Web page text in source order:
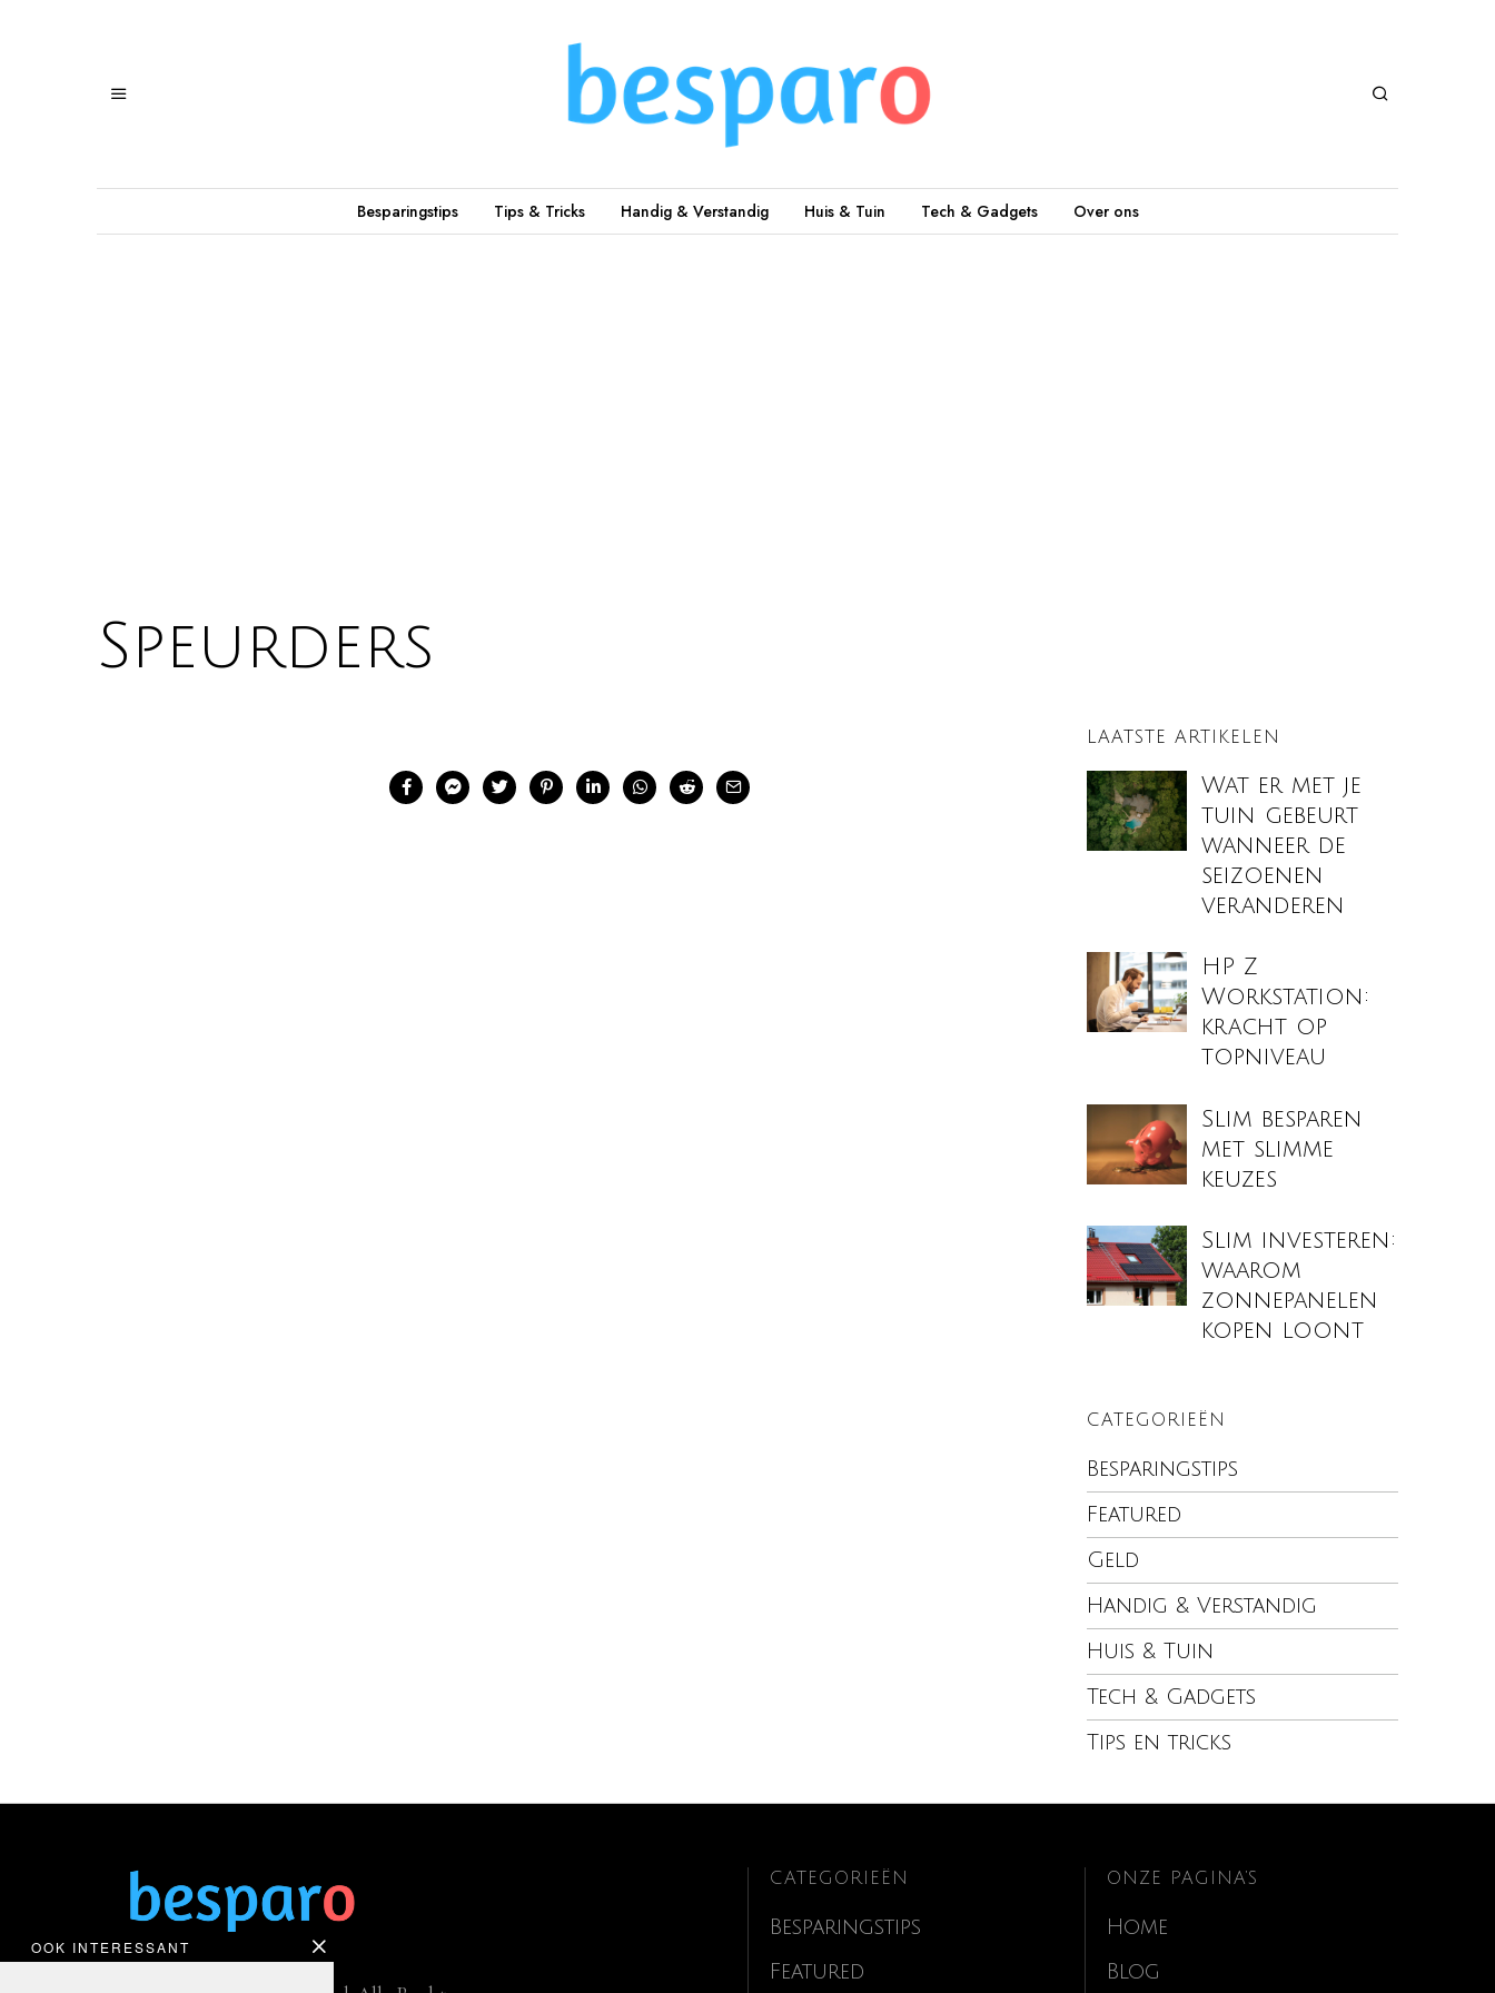
Besparingstips Tips & Tricks Handig & Verstandig Huis & Tuin Tech & Gadgets Over ons
Speurders
LAATSTE ARTIKELEN
Wat er met je
tuin gebeurt
wanneer de
seizoenen
veranderen
HP Z
Workstation:
kracht op
topniveau
Slim besparen
met slimme
keuzes
Slim investeren:
waarom
zonnepanelen
kopen loont
CATEGORIEËN
Besparingstips
Featured
Geld
Handig & Verstandig
Huis & Tuin
Tech & Gadgets
Tips en tricks
OOK INTERESSANT
CATEGORIEËN
Besparingstips
Featured
ONZE PAGINA’S
Home
Blog